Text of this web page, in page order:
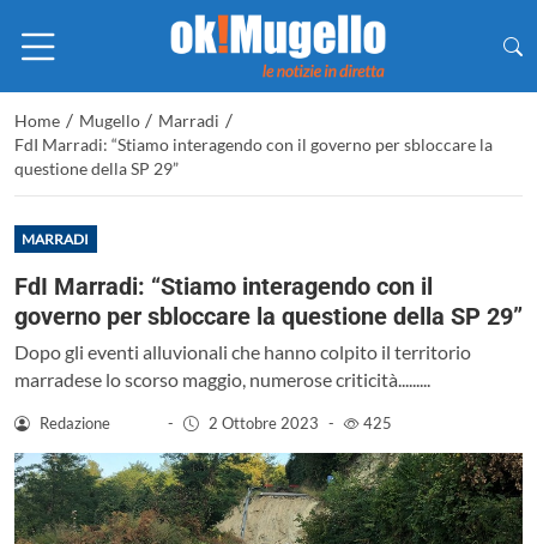
Home / Mugello / Marradi /
FdI Marradi: “Stiamo interagendo con il governo per sbloccare la
questione della SP 29”
MARRADI
FdI Marradi: “Stiamo interagendo con il
governo per sbloccare la questione della SP 29”
Dopo gli eventi alluvionali che hanno colpito il territorio
marradese lo scorso maggio, numerose criticità.........
Redazione - 2 Ottobre 2023 - 425